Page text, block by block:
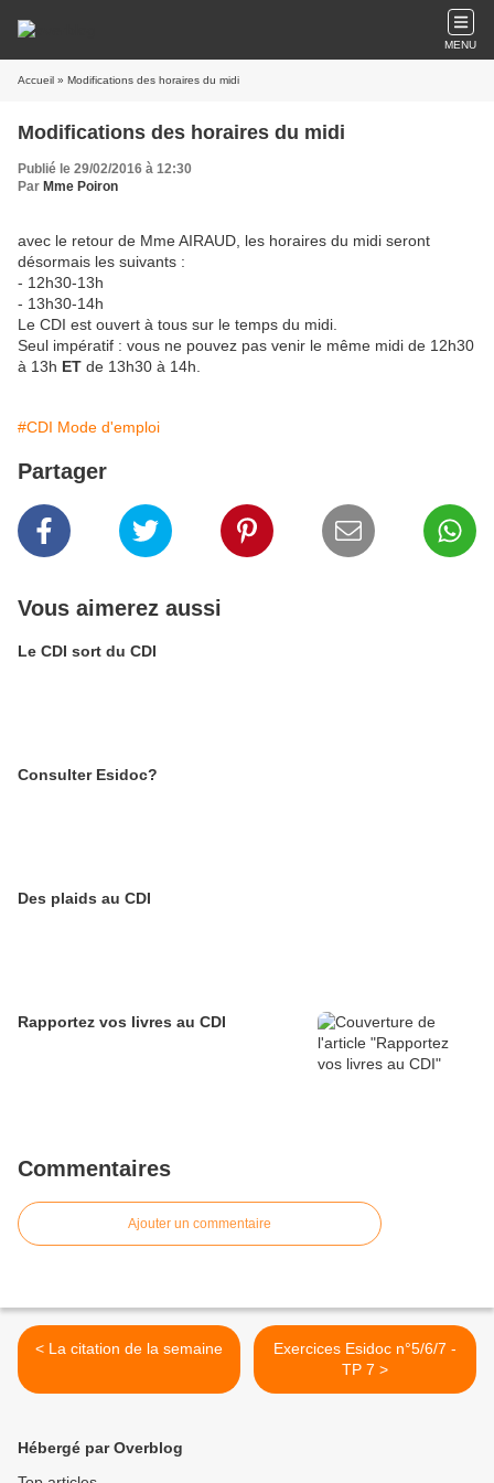
MENU
Accueil » Modifications des horaires du midi
Modifications des horaires du midi
Publié le 29/02/2016 à 12:30
Par Mme Poiron
avec le retour de Mme AIRAUD, les horaires du midi seront
désormais les suivants :
- 12h30-13h
- 13h30-14h
Le CDI est ouvert à tous sur le temps du midi.
Seul impératif : vous ne pouvez pas venir le même midi de 12h30
à 13h ET de 13h30 à 14h.
#CDI Mode d'emploi
Partager
Vous aimerez aussi
Le CDI sort du CDI
Consulter Esidoc?
Des plaids au CDI
Rapportez vos livres au CDI
Commentaires
Ajouter un commentaire
< La citation de la semaine
Exercices Esidoc n°5/6/7 -
TP 7 >
Hébergé par Overblog